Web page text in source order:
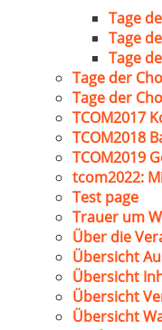
Tage
Tage
Tage
Tage der
Tage der
TCOM2017
TCOM2018
TCOM2019
tcom2022:
Test page
Trauer um
Über die
Übersicht
Übersicht
Übersicht
Übersicht